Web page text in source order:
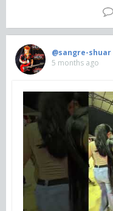
@sangre-shuar
5 months ago